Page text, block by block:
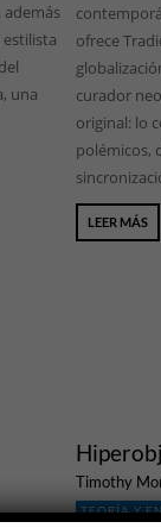
una
ofrece
curador
original: lo
polémicos,
LEER MÁS
Timothy
TEORÍA Y